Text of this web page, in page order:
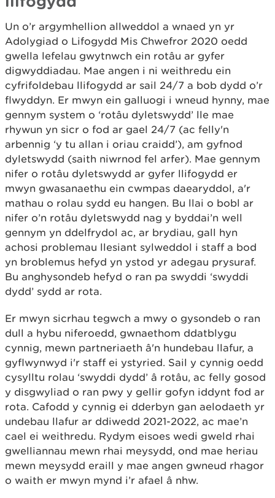
Un o’r argymhellion allweddol a wnaed yn yr
Adolygiad o Lifogydd Mis Chwefror 2020 oedd
gwella lefelau gwytnwch ein rotâu ar gyfer
digwyddiadau. Mae angen i ni weithredu ein
cyfrifoldebau llifogydd ar sail 24/7 a bob dydd o’r
flwyddyn. Er mwyn ein galluogi i wneud hynny, mae
gennym system o ‘rotâu dyletswydd’ lle mae
rhywun yn sicr o fod ar gael 24/7 (ac felly'n
arbennig ‘y tu allan i oriau craidd’), am gyfnod
dyletswydd (saith niwrnod fel arfer). Mae gennym
nifer o rotâu dyletswydd ar gyfer llifogydd er
mwyn gwasanaethu ein cwmpas daearyddol, a'r
mathau o rolau sydd eu hangen. Bu llai o bobl ar
nifer o’n rotâu dyletswydd nag y byddai’n well
gennym yn ddelfrydol ac, ar brydiau, gall hyn
achosi problemau llesiant sylweddol i staff a bod
yn broblemus hefyd yn ystod yr adegau prysuraf.
Bu anghysondeb hefyd o ran pa swyddi ‘swyddi
dydd’ sydd ar rota.
Er mwyn sicrhau tegwch a mwy o gysondeb o ran
dull a hybu niferoedd, gwnaethom ddatblygu
cynnig, mewn partneriaeth â'n hundebau llafur, a
gyflwynwyd i'r staff ei ystyried. Sail y cynnig oedd
cysylltu rolau ‘swyddi dydd’ â rotâu, ac felly gosod
y disgwyliad o ran pwy y gellir gofyn iddynt fod ar
rota. Cafodd y cynnig ei dderbyn gan aelodaeth yr
undebau llafur ar ddiwedd 2021-2022, ac mae’n
cael ei weithredu. Rydym eisoes wedi gweld rhai
gwelliannau mewn rhai meysydd, ond mae heriau
mewn meysydd eraill y mae angen gwneud rhagor
o waith er mwyn mynd i’r afael â nhw.